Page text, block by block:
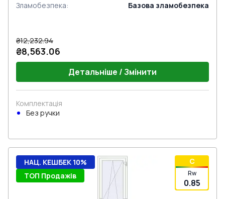
Зламобезпека: Базова зламобезпека
₴12,232.94
₴8,563.06
Детальніше / Змінити
Комплектація
Без ручки
C
Rw
0.85
НАЦ. КЕШБЕК 10%
ТОП Продажів